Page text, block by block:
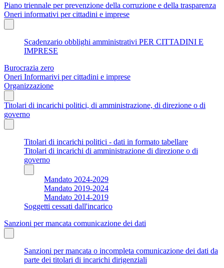
Piano triennale per prevenzione della corruzione e della trasparenza
Oneri informativi per cittadini e imprese
Scadenzario obblighi amministrativi PER CITTADINI E
IMPRESE
Burocrazia zero
Oneri Informarivi per cittadini e imprese
Organizzazione
Titolari di incarichi politici, di amministrazione, di direzione o di
governo
Titolari di incarichi politici - dati in formato tabellare
Titolari di incarichi di amministrazione di direzione o di
governo
Mandato 2024-2029
Mandato 2019-2024
Mandato 2014-2019
Soggetti cessati dall'incarico
Sanzioni per mancata comunicazione dei dati
Sanzioni per mancata o incompleta comunicazione dei dati da
parte dei titolari di incarichi dirigenziali